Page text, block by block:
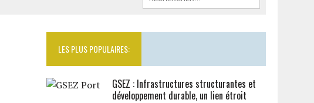
LES PLUS POPULAIRES:
GSEZ : Infrastructures structurantes et
développement durable, un lien étroit